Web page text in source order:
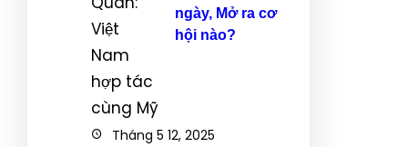
ngày, Mở ra cơ
hội nào?
Tháng 5 12, 2025